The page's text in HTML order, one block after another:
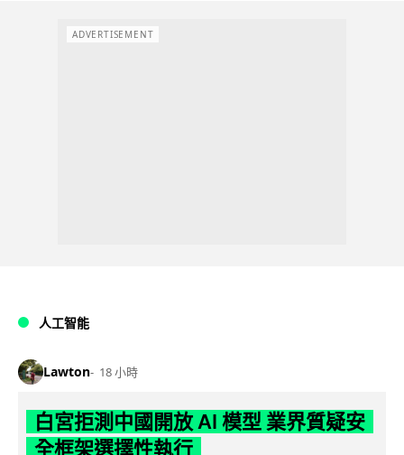
ADVERTISEMENT
人工智能
Lawton 18 小時
白宮拒測中國開放 AI 模型 業界質疑安
全框架選擇性執行